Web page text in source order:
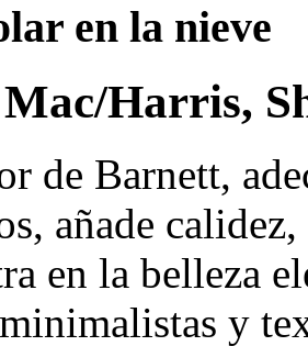
en la nieve
Harris,
de Barnett,
añade
en la belleza
y